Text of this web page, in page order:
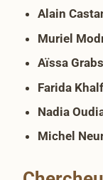
Alain
Muriel
Aïssa
Farida
Nadia
Michel